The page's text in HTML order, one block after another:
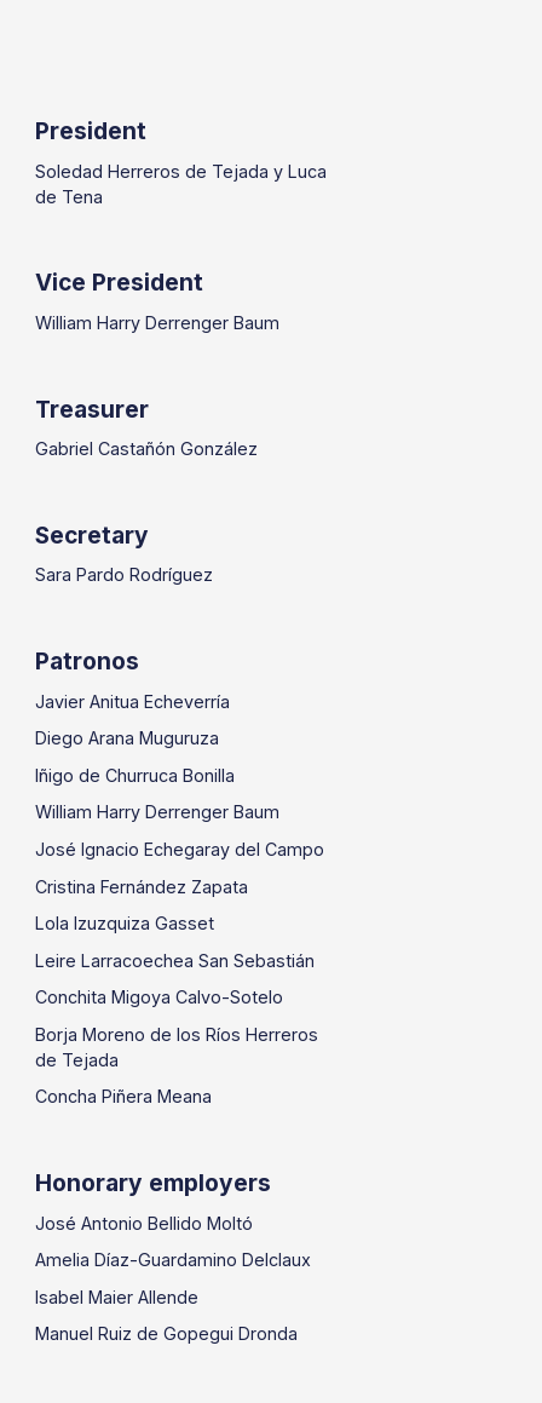
President
Soledad Herreros de Tejada y Luca
de Tena
Vice President
William Harry Derrenger Baum
Treasurer
Gabriel Castañón González
Secretary
Sara Pardo Rodríguez
Patronos
Javier Anitua Echeverría
Diego Arana Muguruza
Iñigo de Churruca Bonilla
William Harry Derrenger Baum
José Ignacio Echegaray del Campo
Cristina Fernández Zapata
Lola Izuzquiza Gasset
Leire Larracoechea San Sebastián
Conchita Migoya Calvo-Sotelo
Borja Moreno de los Ríos Herreros
de Tejada
Concha Piñera Meana
Honorary employers
José Antonio Bellido Moltó
Amelia Díaz-Guardamino Delclaux
Isabel Maier Allende
Manuel Ruiz de Gopegui Dronda